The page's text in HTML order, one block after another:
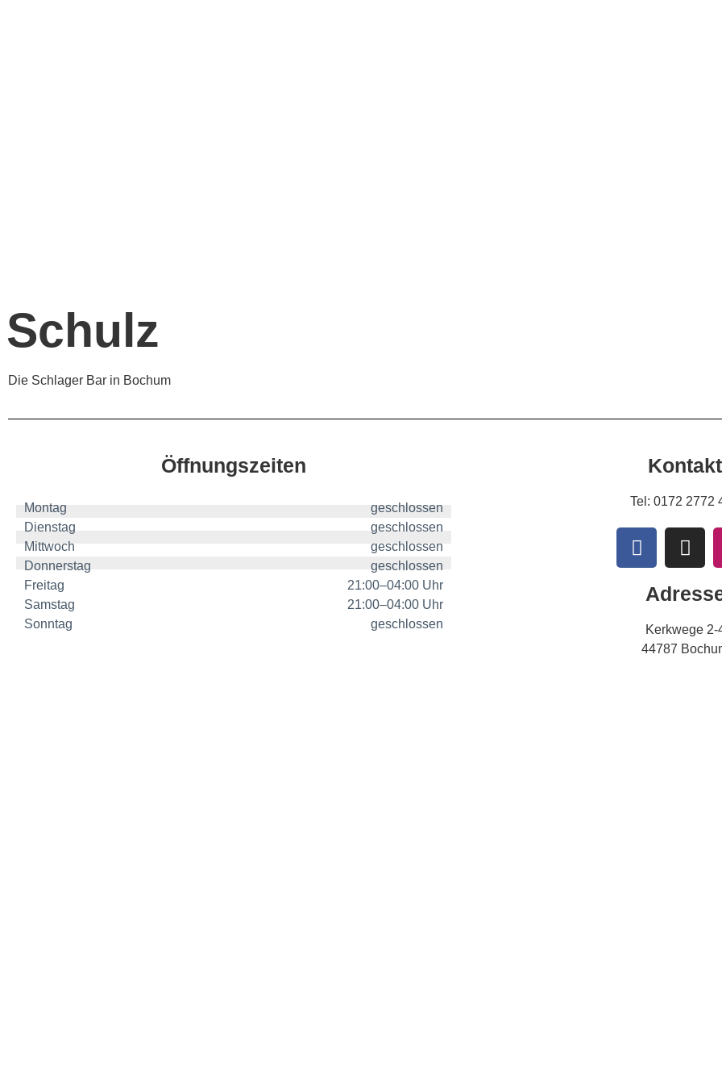
Schulz
Die Schlager Bar in Bochum
Öffnungszeiten
Montag
geschlossen
Dienstag
geschlossen
Mittwoch
geschlossen
Donnerstag
geschlossen
Freitag
21:00–04:00 Uhr
Samstag
21:00–04:00 Uhr
Sonntag
geschlossen
Kontakt
Tel: 0172 2772
Kerkwege 2-
44787